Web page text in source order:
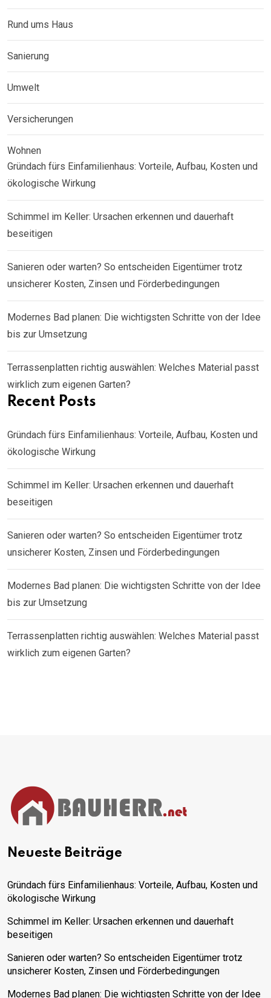
Rund ums Haus
Sanierung
Umwelt
Versicherungen
Wohnen
Gründach fürs Einfamilienhaus: Vorteile, Aufbau, Kosten und
ökologische Wirkung
Schimmel im Keller: Ursachen erkennen und dauerhaft
beseitigen
Sanieren oder warten? So entscheiden Eigentümer trotz
unsicherer Kosten, Zinsen und Förderbedingungen
Modernes Bad planen: Die wichtigsten Schritte von der Idee
bis zur Umsetzung
Terrassenplatten richtig auswählen: Welches Material passt
wirklich zum eigenen Garten?
Recent Posts
Gründach fürs Einfamilienhaus: Vorteile, Aufbau, Kosten und
ökologische Wirkung
Schimmel im Keller: Ursachen erkennen und dauerhaft
beseitigen
Sanieren oder warten? So entscheiden Eigentümer trotz
unsicherer Kosten, Zinsen und Förderbedingungen
Modernes Bad planen: Die wichtigsten Schritte von der Idee
bis zur Umsetzung
Terrassenplatten richtig auswählen: Welches Material passt
wirklich zum eigenen Garten?
Neueste Beiträge
Gründach fürs Einfamilienhaus: Vorteile, Aufbau, Kosten und
ökologische Wirkung
Schimmel im Keller: Ursachen erkennen und dauerhaft
beseitigen
Sanieren oder warten? So entscheiden Eigentümer trotz
unsicherer Kosten, Zinsen und Förderbedingungen
Modernes Bad planen: Die wichtigsten Schritte von der Idee